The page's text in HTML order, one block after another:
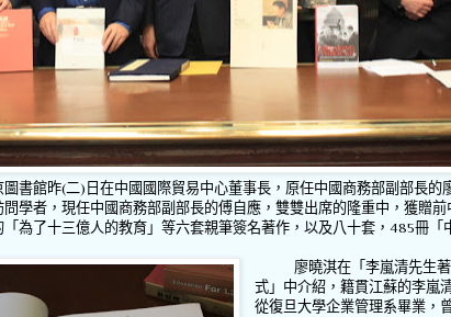
書館昨(二) 日在中國國際貿易中心董事長，原任中國商務部副部長的
學者，現任中國商務部副部長的傅自應，雙雙出席的隆重中，獲贈前
為了十三億人的教育」等六套親筆簽名著作，以及八十套， 485冊「
廖曉淇在「李嵐清先生
式」中介紹，籍貫江蘇的李嵐
從復旦大學企業管理系畢業，